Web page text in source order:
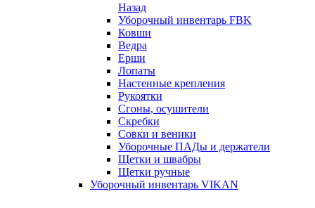
Назад
Уборочный инвентарь FBK
Ковши
Ведра
Ерши
Лопаты
Настенные крепления
Рукоятки
Сгоны, осушители
Скребки
Совки и веники
Уборочные ПАДы и держатели
Щетки и швабры
Щетки ручные
Уборочный инвентарь VIKAN